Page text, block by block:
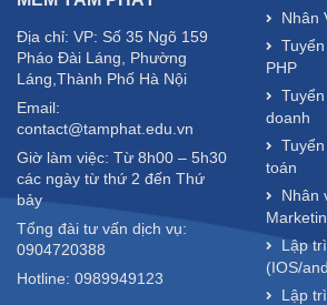
Địa chỉ: VP: Số 35 Ngõ 159
Pháo Đài Láng, Phường
Láng,Thành Phố Hà Nội
Email:
contact@tamphat.edu.vn
Giờ làm việc: Từ 8h00 – 5h30
các ngày từ thứ 2 đến Thứ
bảy
Tổng đài tư vấn dịch vụ:
0904720388
Hotline: 0989949123
Nhân
PHP
doanh
toán
Nhân
Lập
(IOS/
Lập